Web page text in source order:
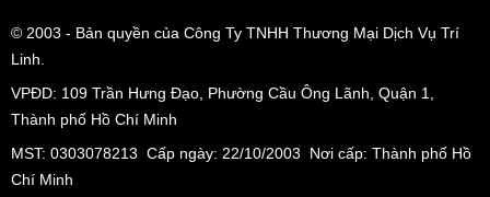
✓ Nằm trong BST kỷ niệm 10 năm của Citizen L với 5 phiên
✓ Thiết kế đơn giản, hiện đại nhưng đầy thu hút với độ
✓ Mặt số hình chữ nhật phun nhám màu xanh lá với các
© 2003 - Bản quyền của Công Ty TNHH Thương Mại Dịch Vụ Trí
Linh.
VPĐD: 109 Trần Hưng Đạo, Phường Cầu Ông Lãnh, Quận 1,
Thành phố Hồ Chí Minh
MST: 0303078213 Cấp ngày: 22/10/2003 Nơi cấp: Thành phố Hồ
Chí Minh